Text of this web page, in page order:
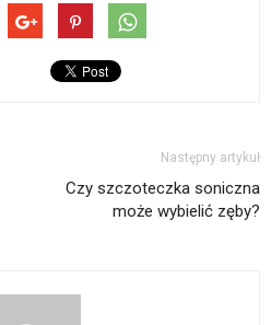
Następny artykuł
Czy szczoteczka soniczna
może wybielić zęby?